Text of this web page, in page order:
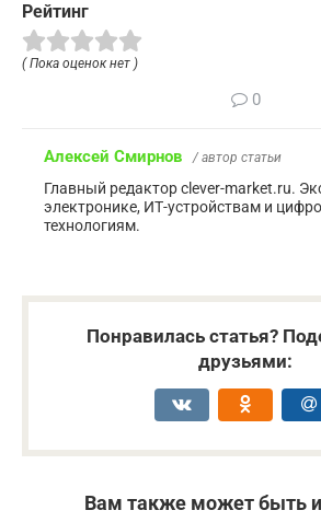
Рейтинг
( Пока оценок нет )
0
Алексей Смирнов / автор статьи
Главный редактор clever-market.ru.
электронике, ИТ-устройствам и
технологиям.
Понравилась статья?
друзьями:
Вам также может быть